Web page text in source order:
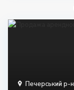
Печерський р-н